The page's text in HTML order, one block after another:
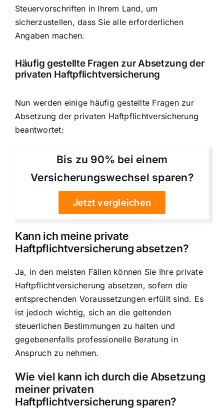
Steuervorschriften in Ihrem Land, um
sicherzustellen, dass Sie alle erforderlichen
Angaben machen.
Häufig gestellte Fragen zur Absetzung der
privaten Haftpflichtversicherung
Nun werden einige häufig gestellte Fragen zur
Absetzung der privaten Haftpflichtversicherung
beantwortet:
Bis zu 90% bei einem
Versicherungswechsel sparen?
Jetzt vergleichen
Kann ich meine private
Haftpflichtversicherung absetzen?
Ja, in den meisten Fällen können Sie Ihre private
Haftpflichtversicherung absetzen, sofern die
entsprechenden Voraussetzungen erfüllt sind. Es
ist jedoch wichtig, sich an die geltenden
steuerlichen Bestimmungen zu halten und
gegebenenfalls professionelle Beratung in
Anspruch zu nehmen.
Wie viel kann ich durch die Absetzung
meiner privaten
Haftpflichtversicherung sparen?